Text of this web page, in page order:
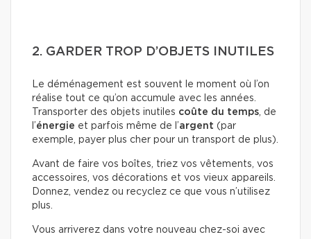
2. GARDER TROP D’OBJETS INUTILES
Le déménagement est souvent le moment où l’on
réalise tout ce qu’on accumule avec les années.
Transporter des objets inutiles coûte du temps, de
l’énergie et parfois même de l’argent (par
exemple, payer plus cher pour un transport de plus).
Avant de faire vos boîtes, triez vos vêtements, vos
accessoires, vos décorations et vos vieux appareils.
Donnez, vendez ou recyclez ce que vous n’utilisez
plus.
Vous arriverez dans votre nouveau chez-soi avec